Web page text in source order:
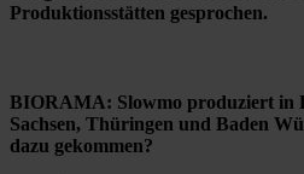
Produktionsstätten gesprochen.
BIORAMA: Slowmo produziert in
Sachsen, Thüringen und Baden
dazu gekommen?